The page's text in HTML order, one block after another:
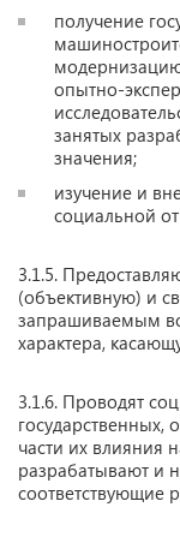
получение
опытно-
занятых
значения;
изучение и
социальной
3.1.5.
(объективную) и
запрашиваемым
характера,
3.1.6. Проводят
государственных,
части их влияния
разрабатывают и
соответствующие